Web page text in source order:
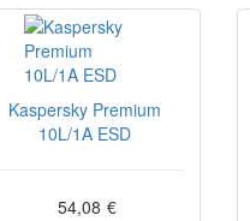
Kaspersky Premium
10L/1A ESD
54,08 €